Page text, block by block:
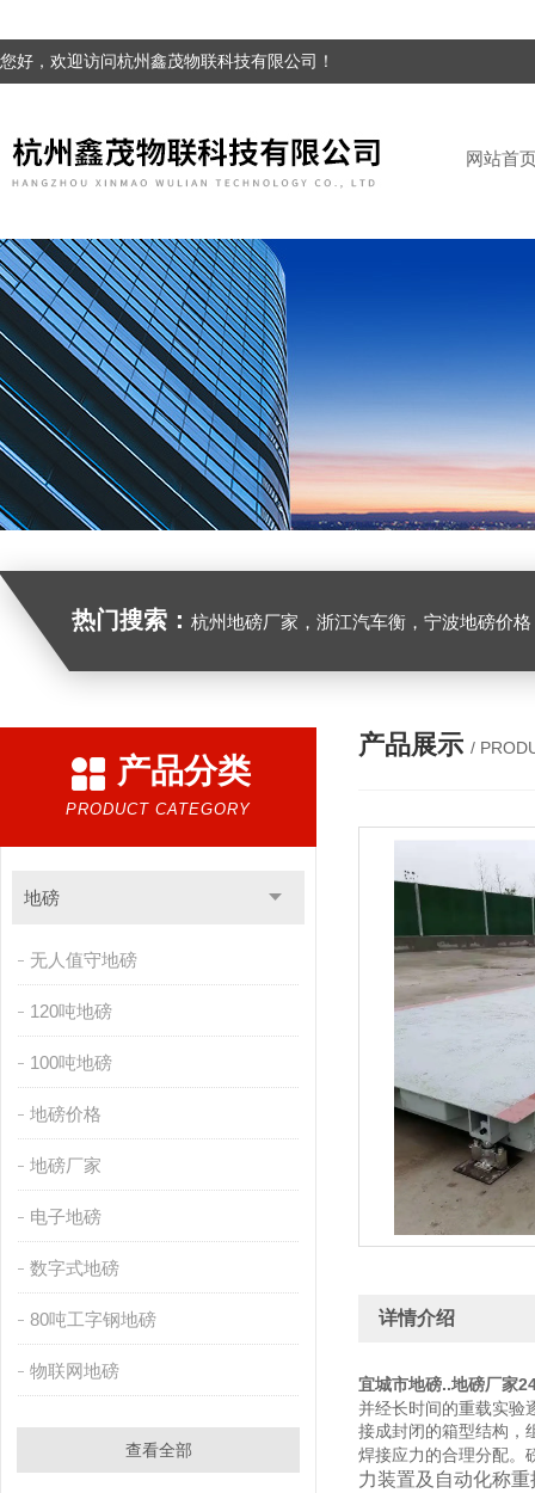
您好，欢迎访问杭州鑫茂物联科技有限公司！
网站首
热门搜索： 杭州地磅厂家，浙江汽车衡，宁波地磅价格，浙江地
产品分类
PRODUCT CATEGORY
地磅
无人值守地磅
120吨地磅
100吨地磅
地磅价格
地磅厂家
电子地磅
数字式地磅
80吨工字钢地磅
物联网地磅
查看全部
产品展示 /
详情介绍
宜城市地磅..地磅厂
并经长时间的重载实验
接成封闭的箱型结构，
焊接应力的合理分配。
力装置及自动化称